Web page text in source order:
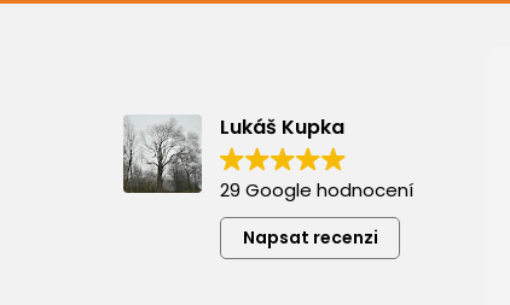
Lukáš Kupka
29 Google hodnocení
Napsat recenzi